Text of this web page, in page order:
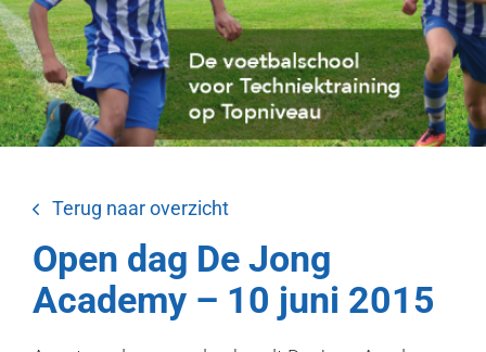
Terug naar overzicht
Open dag De Jong
Academy – 10 juni 2015